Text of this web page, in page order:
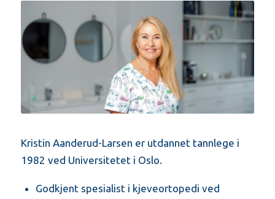
Kristin Aanderud-Larsen er utdannet tannlege i
1982 ved Universitetet i Oslo.
Godkjent spesialist i kjeveortopedi ved